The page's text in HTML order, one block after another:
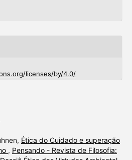
licenses/by/4.0/
Ética do Cuidado e superação
, Pensando - Revista de Filosofia: